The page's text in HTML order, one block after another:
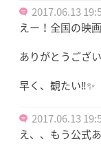
2017.06.13
えー！全国の映
ありがとうござ
早く、観たい‼✨
2017.06.13
え、、もう公式